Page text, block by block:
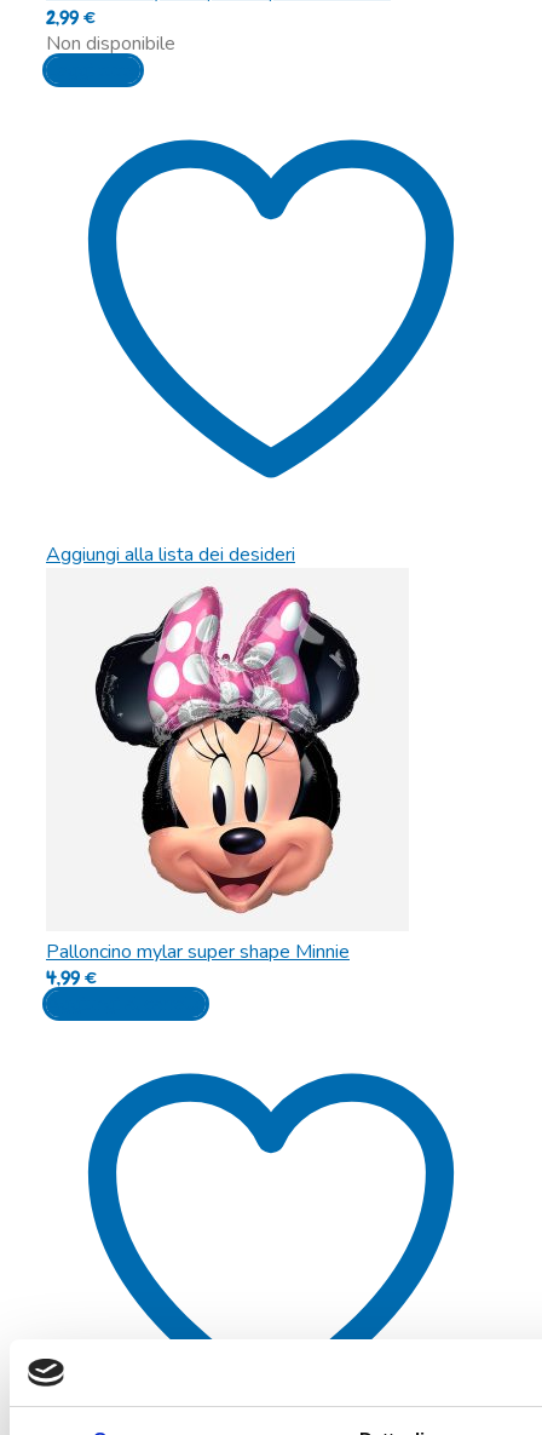
2,99€
Non disponibile
Leggi tutto
Aggiungi alla lista dei desideri
Palloncino mylar super shape Minnie
4,99€
Aggiungi al carrello